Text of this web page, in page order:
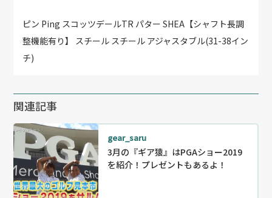
ピン Ping スコッツデールTR パター SHEA【シャフト長調
整機能有り】 スチール スチール アジャスタブル(31-38イン
チ)
関連記事
gear_saru
3月の『ギア猿』はPGAショー2019
を紹介！プレゼントもあるよ！